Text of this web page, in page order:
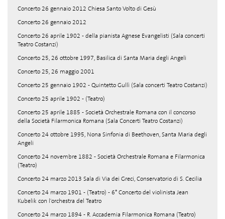
Concerto 26 gennaio 2012 Chiesa Santo Volto di Gesù
Concerto 26 gennaio 2012
Concerto 26 aprile 1902 - della pianista Agnese Evangelisti (Sala concerti
Teatro Costanzi)
Concerto 25, 26 ottobre 1997, Basilica di Santa Maria degli Angeli
Concerto 25, 26 maggio 2001
Concerto 25 gennaio 1902 - Quintetto Gullì (Sala concerti Teatro Costanzi)
Concerto 25 aprile 1902 - (Teatro)
Concerto 25 aprile 1885 - Società Orchestrale Romana con il concorso
della Società Filarmonica Romana (Sala Concerti Teatro Costanzi)
Concerto 24 ottobre 1995, Nona Sinfonia di Beethoven, Santa Maria degli
Angeli
Concerto 24 novembre 1882 - Società Orchestrale Romana e Filarmonica
(Teatro)
Concerto 24 marzo 2013 Sala di Via dei Greci, Conservatorio di S. Cecilia
Concerto 24 marzo 1901 - (Teatro) - 6° Concerto del violinista Jean
Kubelik con l'orchestra del Teatro
Concerto 24 marzo 1894 - R. Accademia Filarmonica Romana (Teatro)